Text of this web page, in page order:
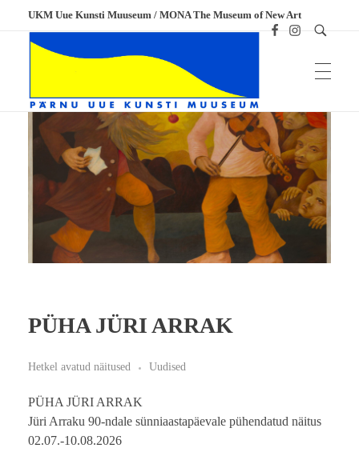
UKM Uue Kunsti Muuseum / MONA The Museum of New Art
UKM
PÜHA JÜRI ARRAK
Hetkel avatud näitused Uudised
PÜHA JÜRI ARRAK
Jüri Arraku 90-ndale sünniaastapäevale pühendatud näitus
02.07.-10.08.2026